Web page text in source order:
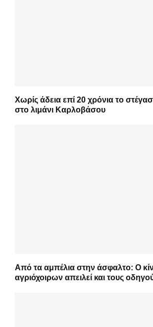
Χωρίς άδεια επί 20 χρόνια το
στο λιμάνι Καρλοβάσου
Από τα αμπέλια στην άσφαλτο: Ο
αγριόχοιρων απειλεί και τους